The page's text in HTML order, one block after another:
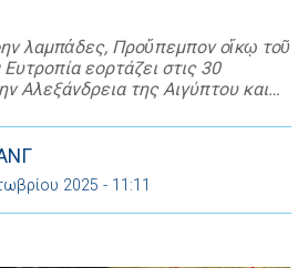
- ΒΙΟΙ ΑΓΙΩΝ
λαμπάδες, Προὔπεμπον οἴκῳ τοῦ
εορτάζει στις 30
Αλεξάνδρεια της Αιγύπτου και
στις ορμές της ζωής των
των ηδονών, που υποσχόταν σ’
τον […]
2025 - 11:11